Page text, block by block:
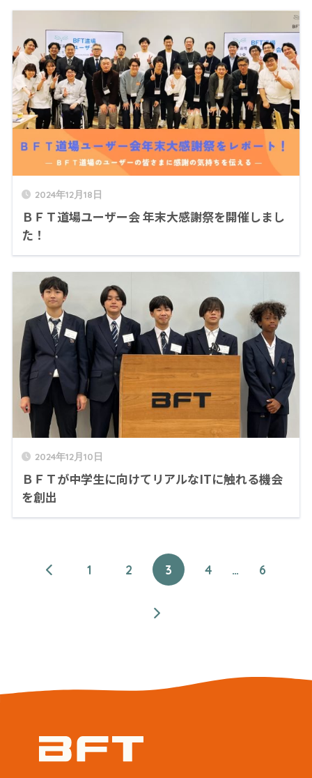
2024年12月18日
ＢＦＴ道場ユーザー会 年末大感謝祭を開催しまし
た！
2024年12月10日
ＢＦＴが中学生に向けてリアルなITに触れる機会
を創出
1 2 3 4 … 6